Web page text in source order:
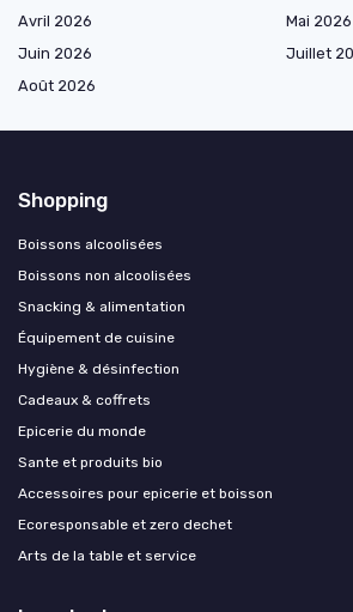
Avril 2026
Mai 2026
Juin 2026
Juillet
Août 2026
Shopping
Boissons alcoolisées
Boissons non alcoolisées
Snacking & alimentation
Équipement de cuisine
Hygiène & désinfection
Cadeaux & coffrets
Epicerie du monde
Sante et produits bio
Accessoires pour epicerie et boisson
Ecoresponsable et zero dechet
Arts de la table et service